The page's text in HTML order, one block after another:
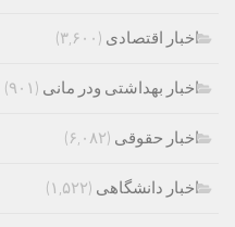
اخبار اقتصادی (۳,۶۰۰)
اخبار بهداشتی ودر مانی (۹۰۱)
اخبار حقوقی (۶,۰۸۲)
اخبار دانشگاهی (۱,۵۲۲)